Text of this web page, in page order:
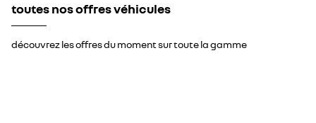
toutes nos offres véhicules
découvrez les offres du moment sur toute la gamme